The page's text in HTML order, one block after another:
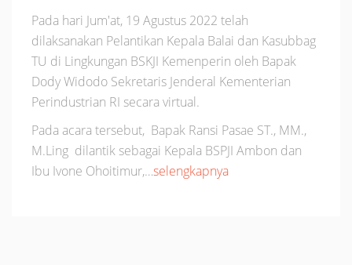
Pada hari Jum'at, 19 Agustus 2022 telah
dilaksanakan Pelantikan Kepala Balai dan Kasubbag
TU di Lingkungan BSKJI Kemenperin oleh Bapak
Dody Widodo Sekretaris Jenderal Kementerian
Perindustrian RI secara virtual.
Pada acara tersebut, Bapak Ransi Pasae ST., MM.,
M.Ling dilantik sebagai Kepala BSPJI Ambon dan
Ibu Ivone Ohoitimur,…selengkapnya